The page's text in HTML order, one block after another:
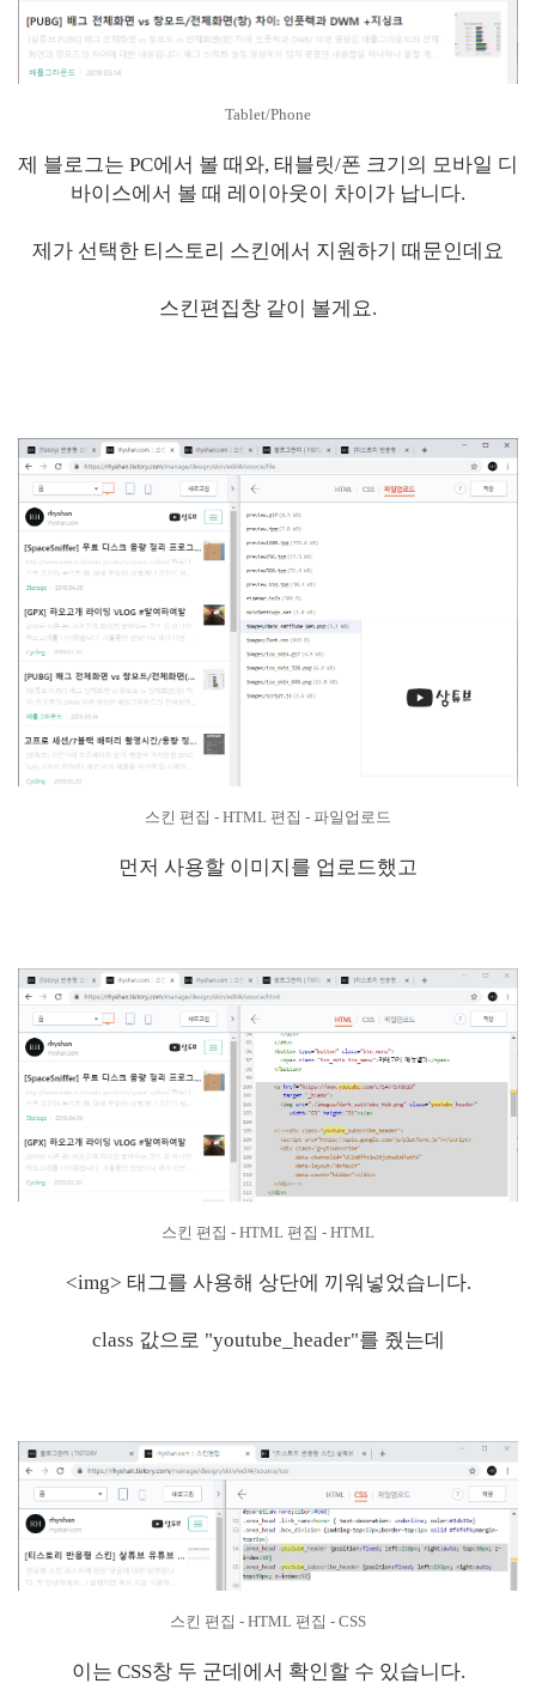
Tablet/Phone
제 블로그는 PC에서 볼 때와, 태블릿/폰 크기의 모바일 디
바이스에서 볼 때 레이아웃이 차이가 납니다.
제가 선택한 티스토리 스킨에서 지원하기 때문인데요
스킨편집창 같이 볼게요.
스킨 편집 - HTML 편집 - 파일업로드
먼저 사용할 이미지를 업로드했고
스킨 편집 - HTML 편집 - HTML
<img> 태그를 사용해 상단에 끼워넣었습니다.
class 값으로 "youtube_header"를 줬는데
스킨 편집 - HTML 편집 - CSS
이는 CSS창 두 군데에서 확인할 수 있습니다.